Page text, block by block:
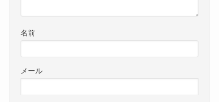
名前
メール